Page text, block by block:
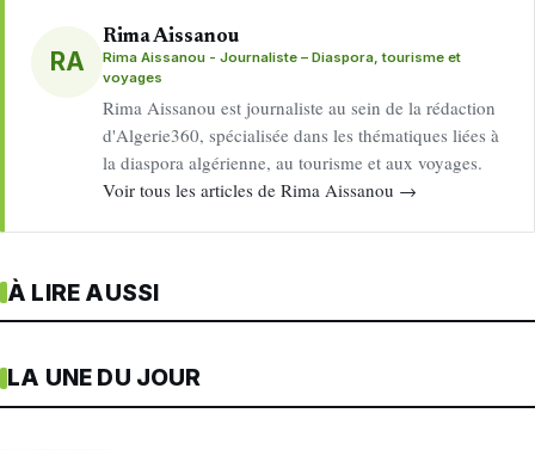
RA
Rima Aissanou
Rima Aissanou - Journaliste – Diaspora, tourisme et
voyages
Rima Aissanou est journaliste au sein de la rédaction
d'Algerie360, spécialisée dans les thématiques liées à
la diaspora algérienne, au tourisme et aux voyages.
Voir tous les articles de Rima Aissanou →
À LIRE AUSSI
LA UNE DU JOUR